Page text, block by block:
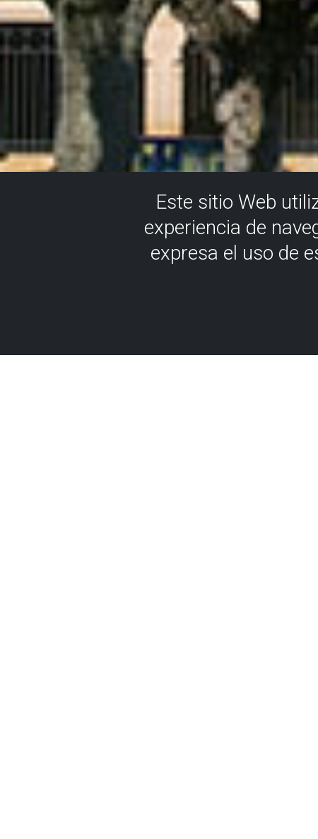
Este sitio Web
experiencia de
expresa el uso de